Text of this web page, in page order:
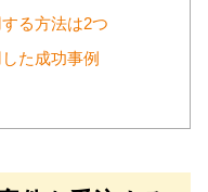
る方法は2つ
た成功事例